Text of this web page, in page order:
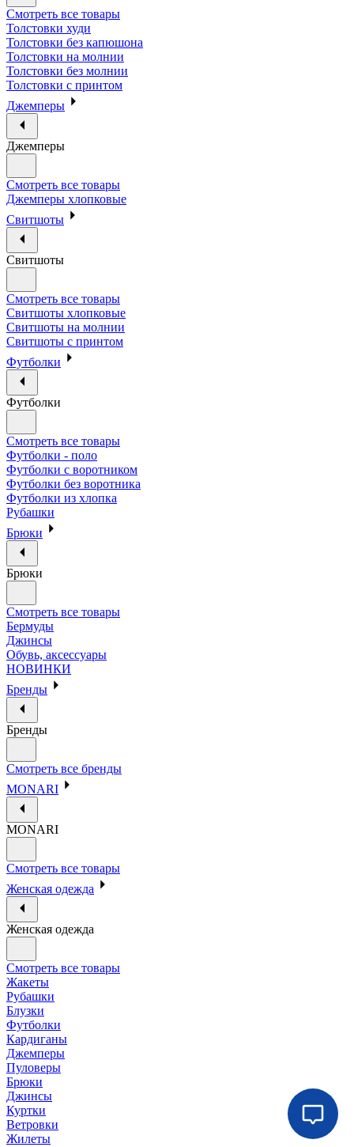
Смотреть все товары
Толстовки худи
Толстовки без капюшона
Толстовки на молнии
Толстовки без молнии
Толстовки с принтом
Джемперы
Джемперы
Смотреть все товары
Джемперы хлопковые
Свитшоты
Свитшоты
Смотреть все товары
Свитшоты хлопковые
Свитшоты на молнии
Свитшоты с принтом
Футболки
Футболки
Смотреть все товары
Футболки - поло
Футболки с воротником
Футболки без воротника
Футболки из хлопка
Рубашки
Брюки
Брюки
Смотреть все товары
Бермуды
Джинсы
Обувь, аксессуары
НОВИНКИ
Бренды
Бренды
Смотреть все бренды
MONARI
MONARI
Смотреть все товары
Женская одежда
Женская одежда
Смотреть все товары
Жакеты
Рубашки
Блузки
Футболки
Кардиганы
Джемперы
Пуловеры
Брюки
Джинсы
Куртки
Ветровки
Жилеты